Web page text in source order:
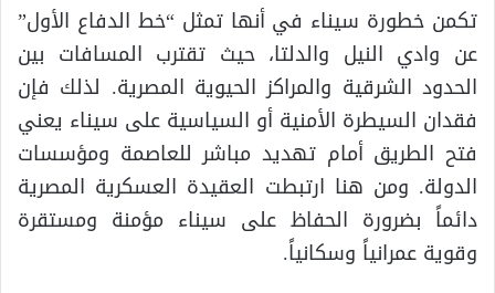
تكمن خطورة سيناء في أنها تمثل “خط الدفاع الأول”
عن وادي النيل والدلتا، حيث تقترب المسافات بين
الحدود الشرقية والمراكز الحيوية المصرية. لذلك فإن
فقدان السيطرة الأمنية أو السياسية على سيناء يعني
فتح الطريق أمام تهديد مباشر للعاصمة ومؤسسات
الدولة. ومن هنا ارتبطت العقيدة العسكرية المصرية
دائماً بضرورة الحفاظ على سيناء مؤمنة ومستقرة
وقوية عمرانياً وسكانياً.